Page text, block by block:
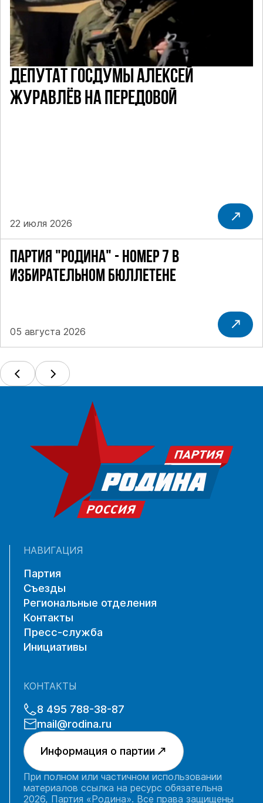
ПАРТИЯ "РОДИНА" - НОМЕР 7 В
ИЗБИРАТЕЛЬНОМ БЮЛЛЕТЕНЕ
05 августа 2026
ДЕПУТАТ ГОСДУМЫ АЛЕКСЕЙ
ЖУРАВЛЁВ НА ПЕРЕДОВОЙ
22 июля 2026
НАВИГАЦИЯ
Партия
Съезды
Региональные отделения
Контакты
Пресс-служба
Инициативы
КОНТАКТЫ
8 495 788-38-87
mail@rodina.ru
Информация о партии
При полном или частичном использовании
материалов ссылка на ресурс обязательна
2026, Партия «Родина». Все права защищены